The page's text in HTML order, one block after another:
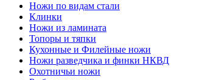
Ножи по видам стали
Клинки
Ножи из ламината
Топоры и тяпки
Кухонные и Филейные ножи
Ножи разведчика и финки НКВД
Охотничьи ножи